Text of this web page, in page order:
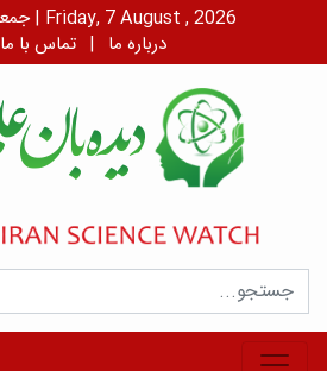
جمعه، ۱۶ مرداد، ۱۴۰۵ | Friday, 7 August , 2026
درباره ما | تماس با ما